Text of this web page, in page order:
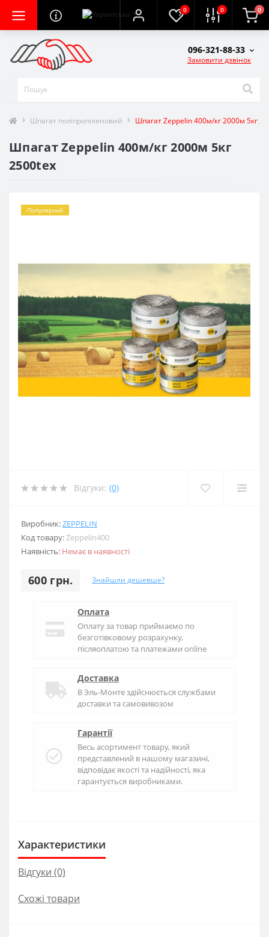
0 0 0
096-321-88-33
Замовити дзвінок
Шпагат поліпропіленовий Шпагат Zeppelin 400м/кг 2000м 5кг
Шпагат Zeppelin 400м/кг 2000м 5кг
2500tex
Популярний
Відгуки: (0)
Виробник:ZEPPELIN
Код товару:Zeppelin400
Наявність: Немає в наявності
600 грн. Знайшли дешевше?
Оплата
Оплату за товар приймаємо по
безготівковому розрахунку,
післяоплатою та платежами online
Доставка
ВЭль-Монтездійснюється службами
доставки та самовивозом
Гарантії
Весь асортимент товару, який
представлений в нашому магазині,
відповідає якості та надійності, яка
гарантується виробниками.
Характеристики
Відгуки (0)
Схожі товари